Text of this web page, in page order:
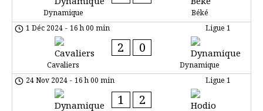
Dynamique
Béké
Ligue 1
1 Déc 2024 - 16 h 00 min
Cavaliers
2 0
Dynamique
Ligue 1
24 Nov 2024 - 16 h 00 min
1 2